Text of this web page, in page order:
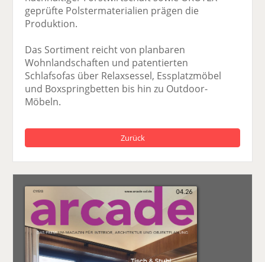
geprüfte Polstermaterialien prägen die
Produktion.
Das Sortiment reicht von planbaren
Wohnlandschaften und patentierten
Schlafsofas über Relaxsessel, Essplatzmöbel
und Boxspringbetten bis hin zu Outdoor-
Möbeln.
Zurück